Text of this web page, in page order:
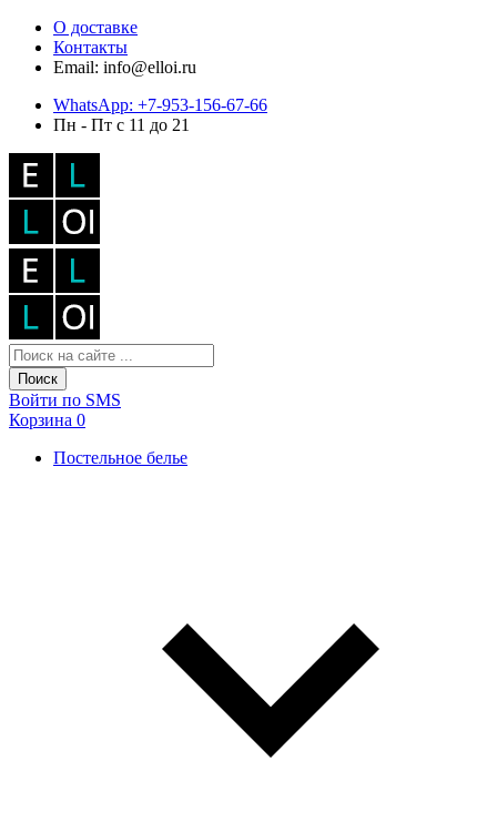
О доставке
Контакты
Email: info@elloi.ru
WhatsApp: +7-953-156-67-66
Пн - Пт с 11 до 21
Поиск
Войти по SMS
Корзина 0
Постельное белье